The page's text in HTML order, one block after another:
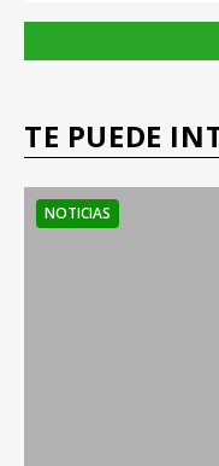
TE PUEDE
NOTICIAS